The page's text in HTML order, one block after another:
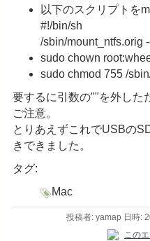
以下のスクリプトを
#!/bin/sh
/sbin/mount_ntfs.orig
sudo chown
sudo chmod 755 /
要するに引数の""を外した
ご注意。
とりあえずこれでUSBの
きできました。
タグ:
Mac
投稿者: yamap 日時: